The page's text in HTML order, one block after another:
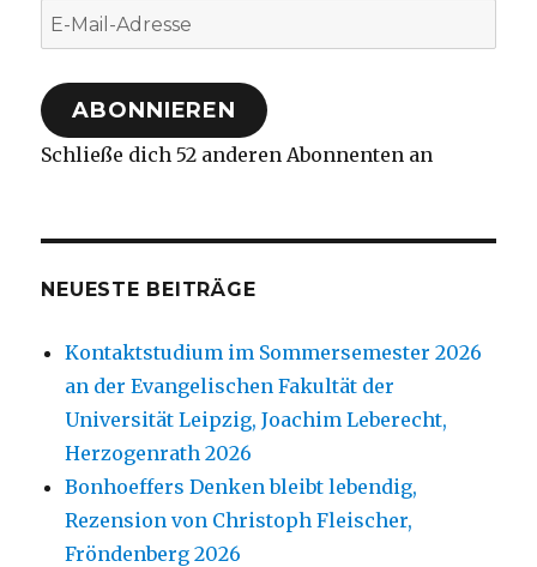
E-
Mail-
Adresse
ABONNIEREN
Schließe dich 52 anderen Abonnenten an
NEUESTE BEITRÄGE
Kontaktstudium im Sommersemester 2026
an der Evangelischen Fakultät der
Universität Leipzig, Joachim Leberecht,
Herzogenrath 2026
Bonhoeffers Denken bleibt lebendig,
Rezension von Christoph Fleischer,
Fröndenberg 2026